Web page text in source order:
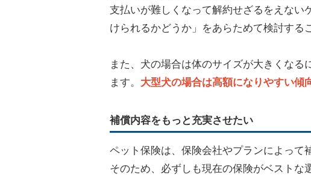
支払いが難しくなって解約せざるをえない
けられるかどうか」をあらためて検討する
また、犬の場合は体のサイズが大きくなる
ます。 大型犬の場合は高額になりやすい傾
補償内容をもっと充実させたい
ペット保険は、保険会社やプランによって
そのため、必ずしも現在の保険がベストな